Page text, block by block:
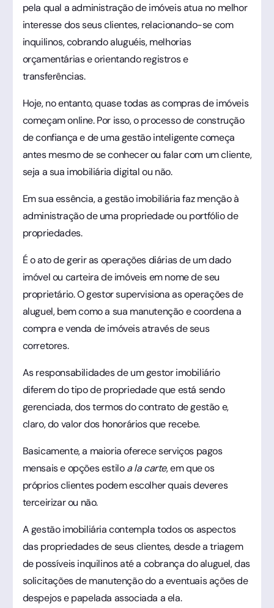
pela qual a administração de imóveis atua no melhor
interesse dos seus clientes, relacionando-se com
inquilinos, cobrando aluguéis, melhorias
orçamentárias e orientando registros e
transferências.
Hoje, no entanto, quase todas as compras de imóveis
começam online. Por isso, o processo de construção
de confiança e de uma gestão inteligente começa
antes mesmo de se conhecer ou falar com um cliente,
seja a sua imobiliária digital ou não.
Em sua essência, a gestão imobiliária faz menção à
administração de uma propriedade ou portfólio de
propriedades.
É o ato de gerir as operações diárias de um dado
imóvel ou carteira de imóveis em nome de seu
proprietário. O gestor supervisiona as operações de
aluguel, bem como a sua manutenção e coordena a
compra e venda de imóveis através de seus
corretores.
As responsabilidades de um gestor imobiliário
diferem do tipo de propriedade que está sendo
gerenciada, dos termos do contrato de gestão e,
claro, do valor dos honorários que recebe.
Basicamente, a maioria oferece serviços pagos
mensais e opções estiloa la carte, em que os
próprios clientes podem escolher quais deveres
terceirizar ou não.
A gestão imobiliária contempla todos os aspectos
das propriedades de seus clientes, desde a triagem
de possíveis inquilinos até a cobrança do aluguel, das
solicitações de manutenção do a eventuais ações de
despejos e papelada associada a ela.